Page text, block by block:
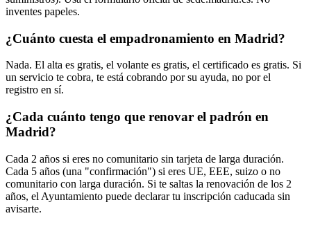
inventes papeles.
¿Cuánto cuesta el empadronamiento en Madrid?
Nada. El alta es gratis, el volante es gratis, el certificado es gratis. Si
un servicio te cobra, te está cobrando por su ayuda, no por el
registro en sí.
¿Cada cuánto tengo que renovar el padrón en
Madrid?
Cada 2 años si eres no comunitario sin tarjeta de larga duración.
Cada 5 años (una "confirmación") si eres UE, EEE, suizo o no
comunitario con larga duración. Si te saltas la renovación de los 2
años, el Ayuntamiento puede declarar tu inscripción caducada sin
avisarte.